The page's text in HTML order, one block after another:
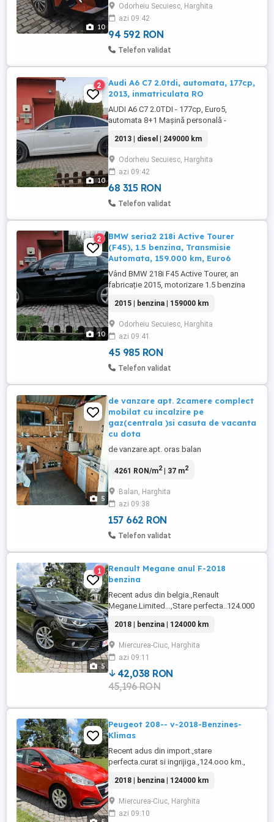
10
Culoare Metalizata - Orange Fusion *
Interior - Capy Mi-Tep GT Line * 65.000 km
in crestere * prima inmatriculare: ...
Odorheiu Secuiesc, Harghita
azi 09:42
94 592 RON
Telefon validat
10
2
Audi A6 C7 2.0tdi, automata, 177cp,
2013, inmatriculata RO
AUDI A6 C7 2.0TDI - 177cp, Euro5,
automata 8+1 Mașină personală -
Este o mașină destinată exclusiv
pretențioșilor din toate punctele de
vedere. Fără rugină sau îndoituri pe
caroserie. Autoturism foarte ingrijit, fara
defecte ascunse. * Motorizare: 2.0 ...
2013 | diesel | 249000 km
Odorheiu Secuiesc, Harghita
azi 09:42
68 315 RON
Telefon validat
10
2
BMW seria2 218i Active Tourer
(F45), 1.5 benzina, Transmisie
Automata, 159.000 km, Euro6
Vând BMW 218i F45 Active Tourer, an
fabricație 2015, motorizare 1.5 benzina
Mașina este într-o stare foarte bună, bine
întreținută, cu un consum redus și costuri
mici de exploatare. Ideală atât pentru oraș,
cât și pentru drumuri lungi. Detalii tehnice:
* ...
2015 | benzina | 159000 km
Odorheiu Secuiesc, Harghita
azi 09:41
45 985 RON
Telefon validat
5
de vanzare apt. 2camere complect
mobilat cu incalzire pe
gaz(centrala )si casuta de vacanta
cu dota
de vanzare.apt. oras balan
4261 RON/m2| 37 m2
Balan, Harghita
azi 09:38
157 662 RON
Telefon validat
5
1
Renault Megane anul F-2018
benzina
Recent adus din belgia.,Renault
Megane.Limited...,Stare perfecta..124.000
2018 | benzina | 124000 km
Miercurea-Ciuc, Harghita
azi 09:11
42,038 RON
45,196 RON
Peugeot 208-- v-2018-Benzines-
Klimas
Recent adus din import.,stare
perfecta.curat si ingrijiga.,124.ooo km.,
2018 | benzina | 124000 km
Miercurea-Ciuc, Harghita
azi 09:10